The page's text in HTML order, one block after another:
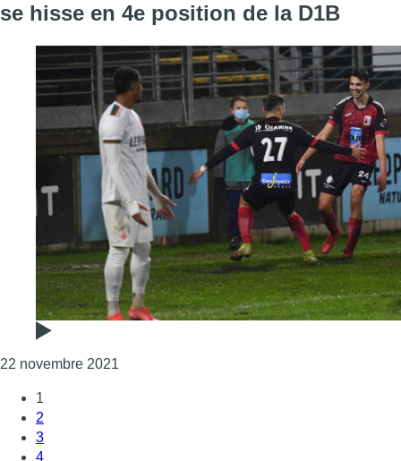
se hisse en 4e position de la D1B
22 novembre 2021
1
2
3
4